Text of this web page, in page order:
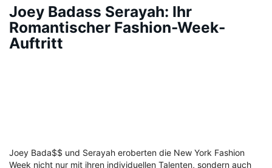
Joey Badass Serayah: Ihr
Romantischer Fashion-Week-
Auftritt
Joey Bada$$ und Serayah eroberten die New York Fashion
Week nicht nur mit ihren individuellen Talenten, sondern auch